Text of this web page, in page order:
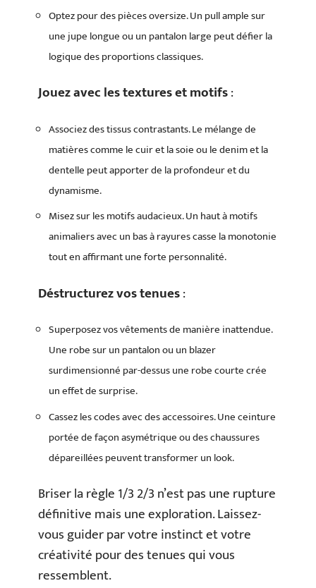
Optez pour des pièces oversize. Un pull ample sur
une jupe longue ou un pantalon large peut défier la
logique des proportions classiques.
Jouez avec les textures et motifs:
Associez des tissus contrastants. Le mélange de
matières comme le cuir et la soie ou le denim et la
dentelle peut apporter de la profondeur et du
dynamisme.
Misez sur les motifs audacieux. Un haut à motifs
animaliers avec un bas à rayures casse la monotonie
tout en affirmant une forte personnalité.
Déstructurez vos tenues:
Superposez vos vêtements de manière inattendue.
Une robe sur un pantalon ou un blazer
surdimensionné par-dessus une robe courte crée
un effet de surprise.
Cassez les codes avec des accessoires. Une ceinture
portée de façon asymétrique ou des chaussures
dépareillées peuvent transformer un look.
Briser la règle 1/3 2/3 n’est pas une rupture
définitive mais une exploration. Laissez-
vous guider par votre instinct et votre
créativité pour des tenues qui vous
ressemblent.